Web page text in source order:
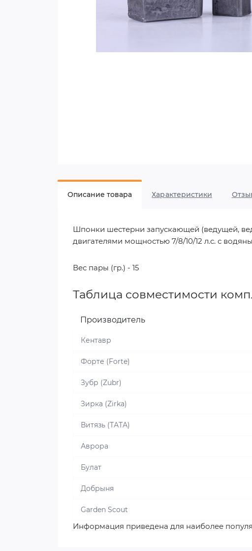
Описание товара Характеристики
Шпонки шестерни запускающей (ведущей,
двигателями мощностью 7/8/10/12 л.с. с
Вес пары (гр.) - 15
Таблица совместимости
Производитель
Кентавр
Форте (Forte)
Зубр (Zubr)
Зирка (Zirka)
Витязь (ТАТА)
Аврора
Булат
Добрыня
Garden Scout
Информация приведена для наиболее